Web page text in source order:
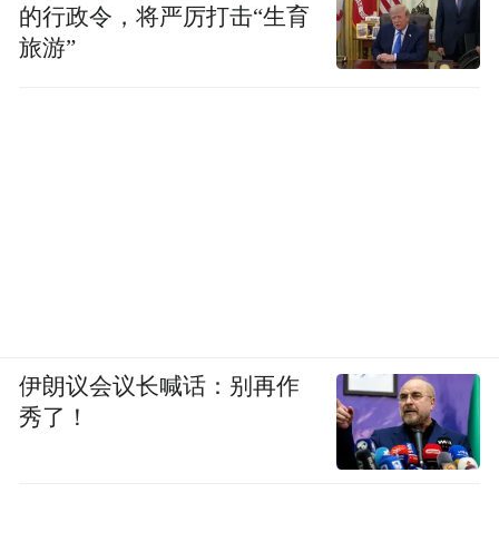
的行政令，将严厉打击“生育
旅游”
伊朗议会议长喊话：别再作
秀了！